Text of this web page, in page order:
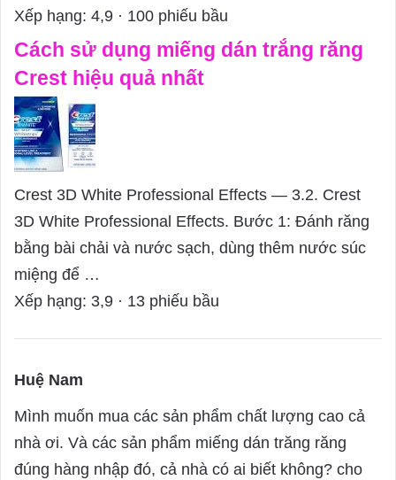
Xếp hạng: 4,9 · ‎100 phiếu bầu
Cách sử dụng miếng dán trắng răng
Crest hiệu quả nhất
Crest 3D White Professional Effects — 3.2. Crest
3D White Professional Effects. Bước 1: Đánh răng
bằng bài chải và nước sạch, dùng thêm nước súc
miệng để …
Xếp hạng: 3,9 · ‎13 phiếu bầu
Huệ Nam
a
y
s
Mình muốn mua các sản phẩm chất lượng cao cả
nhà ơi. Và các sản phẩm miếng dán trăng răng
đúng hàng nhập đó, cả nhà có ai biết không? cho